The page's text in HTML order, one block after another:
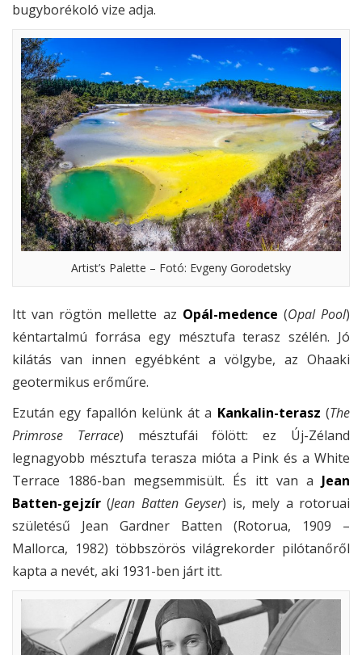
bugyborékoló vize adja.
Artist’s Palette – Fotó: Evgeny Gorodetsky
Itt van rögtön mellette az Opál-medence (Opal Pool)
kéntartalmú forrása egy mésztufa terasz szélén. Jó
kilátás van innen egyébként a völgybe, az Ohaaki
geotermikus erőműre.
Ezután egy fapallón kelünk át a Kankalin-terasz (The
Primrose Terrace) mésztufái fölött: ez Új-Zéland
legnagyobb mésztufa terasza mióta a Pink és a White
Terrace 1886-ban megsemmisült. És itt van a Jean
Batten-gejzír (Jean Batten Geyser) is, mely a rotoruai
születésű Jean Gardner Batten (Rotorua, 1909 –
Mallorca, 1982) többszörös világrekorder pilótanőről
kapta a nevét, aki 1931-ben járt itt.